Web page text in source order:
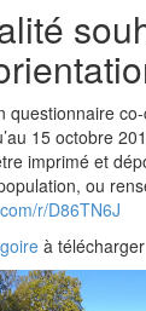
questionnaire
15 octobre
imprimé et
ou
r/D86TN6J
à télécharger